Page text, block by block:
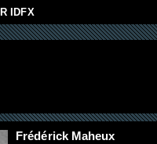
IDFX
Frédérick Maheux